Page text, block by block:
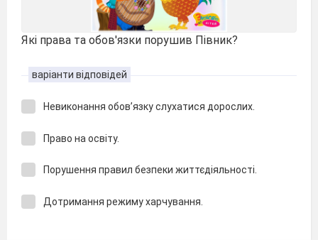
Які права та обов′язки порушив Півник?
варіанти відповідей
Невиконання обов’язку слухатися дорослих.
Право на освіту.
Порушення правил безпеки життєдіяльності.
Дотримання режиму харчування.